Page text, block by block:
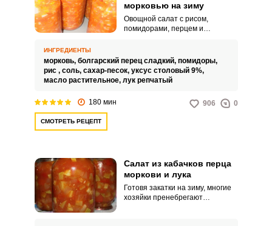
морковью на зиму
Овощной салат с рисом,
помидорами, перцем и
Приготовив его один раз, вы
станете его готовить каждый
год. Можете открыть баночку
качестве закуски или заправки
ИНГРЕДИЕНТЫ
морковь, болгарский перец сладкий, помидоры,
рис , соль, сахар-песок, уксус столовый 9%,
масло растительное, лук репчатый
180 мин 906 0
СМОТРЕТЬ РЕЦЕПТ
Салат из кабачков перца
моркови и лука
Готовя закатки на зиму, многие
хозяйки пренебрегают